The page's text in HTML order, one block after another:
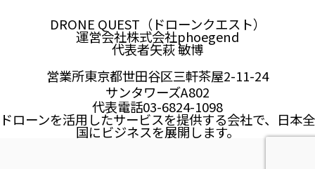
DRONE QUEST（ドローンクエスト）
運営会社株式会社phoegend
代表者矢萩 敏博
営業所東京都世田谷区三軒茶屋2-11-24
サンタワーズA802
代表電話03-6824-1098
ドローンを活用したサービスを提供する会社で、日本全
国にビジネスを展開します。